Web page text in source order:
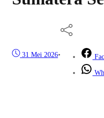
31 Mei 2026•